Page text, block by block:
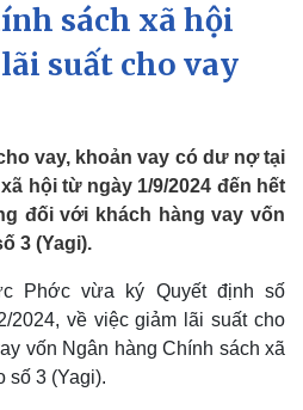
Xã hội
Tin 24h
Dự báo thời tiết
Việc làm
Biển đảo
sách xã hội
suất cho vay
vay, khoản vay có dư nợ tại
hội từ ngày 1/9/2024 đến hết
đối với khách hàng vay vốn
3 (Yagi).
Phớc vừa ký Quyết định số
2024, về việc giảm lãi suất cho
vốn Ngân hàng Chính sách xã
số 3 (Yagi).